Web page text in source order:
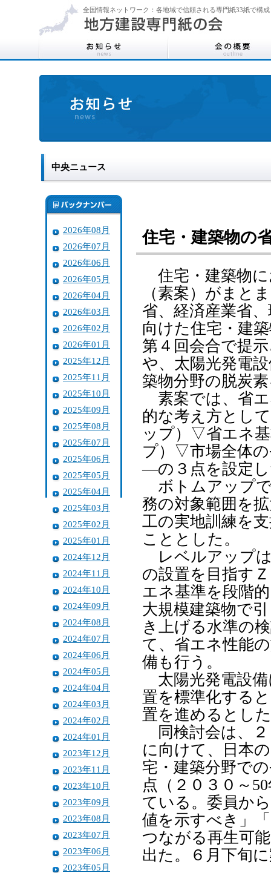
全国情報ネットワーク：各地域で信頼される専門紙33紙で構成
中央ニュース
2026年08月
2026年07月
2026年06月
2026年05月
2026年04月
2026年03月
2026年02月
2026年01月
2025年12月
2025年11月
2025年10月
2025年09月
2025年08月
2025年07月
2025年06月
2025年05月
2025年04月
2025年03月
2025年02月
2025年01月
2024年12月
2024年11月
2024年10月
2024年09月
2024年08月
2024年07月
2024年06月
2024年05月
2024年04月
2024年03月
2024年02月
2024年01月
2023年12月
2023年11月
2023年10月
2023年09月
2023年08月
2023年07月
2023年06月
2023年05月
住宅・建築物の
住宅・建築物に
（素案）がまと
省、経済産業省
向けた住宅・建
第４回会合で提
や、太陽光発電
築物分野の脱炭
素案では、省
的な考え方とし
ップ）▽省エネ
プ）▽市場全体
―の３点を設定
ボトムアップ
務の対象範囲を
工の実地訓練を
こととした。
レベルアップは
の設置を目指す
エネ基準を段階
大規模建築物で
き上げる水準の
て、省エネ性能
備も行う。
太陽光発電設備
置を標準化する
置を進めるとし
同検討会は、２
に向けて、日本
宅・建築分野で
点（２０３０～
ている。委員か
値を示すべき」
つながる再生可
出た。６月下旬